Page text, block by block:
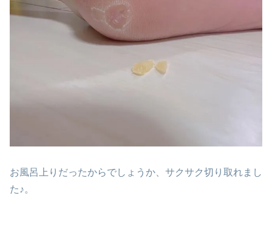
お風呂上りだったからでしょうか、サクサク切り取れまし
た♪。